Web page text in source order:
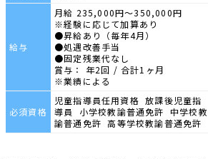
給与
月給 235,000円～350,000円
※経験に応じて加算あり
●昇給あり（毎年4月）
●処遇改善手当
●固定残業代なし
賞与： 年2回 / 合計1ヶ月
※業績による
必須資格
児童指導員任用資格 放課後児童指
導員 小学校教諭普通免許 中学校教
諭普通免許 高等学校教諭普通免許